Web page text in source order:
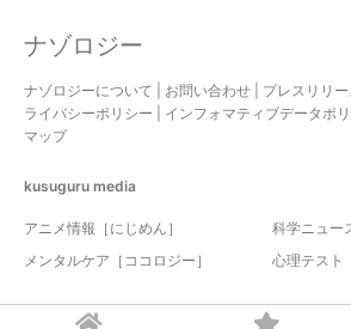
ナゾロジー
ナゾロジーについて お問い合わせ プレスリリ
ライバシーポリシー
インフォマティブデータポ
マップ
kusuguru media
アニメ情報［にじめん］
科学ニュー
メンタルケア［ココロジー］
心理テスト
© 2017-2026 nazology. all rights reserved.